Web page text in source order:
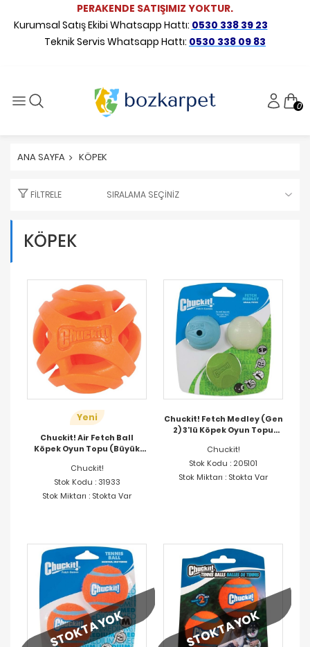
PERAKENDE SATIŞIMIZ YOKTUR.
Kurumsal Satış Ekibi Whatsapp Hattı: 0530 338 39 23
Teknik Servis Whatsapp Hattı: 0530 338 09 83
0
ANA SAYFA KÖPEK
FILTRELE
KÖPEK
Yeni
Chuckit! Air Fetch Ball
Köpek Oyun Topu (Büyük
Chuckit!
Stok Kodu : 31933
Stok Miktarı : Stokta Var
Chuckit! Fetch Medley (Gen
2) 3'lü Köpek Oyun Topu
Chuckit!
Stok Kodu : 205101
Stok Miktarı : Stokta Var
STOKTA YOK STOKTA YOK